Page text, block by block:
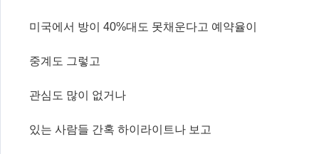
미국에서 방이 40%대도 못채운다고 예약율이
중계도 그렇고
관심도 많이 없거나
있는 사람들 간혹 하이라이트나 보고